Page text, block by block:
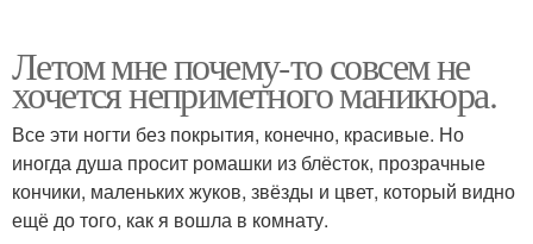
Летом мне почему-то совсем не
хочется неприметного маникюра.
Все эти ногти без покрытия, конечно, красивые. Но
иногда душа просит ромашки из блёсток, прозрачные
кончики, маленьких жуков, звёзды и цвет, который видно
ещё до того, как я вошла в комнату.